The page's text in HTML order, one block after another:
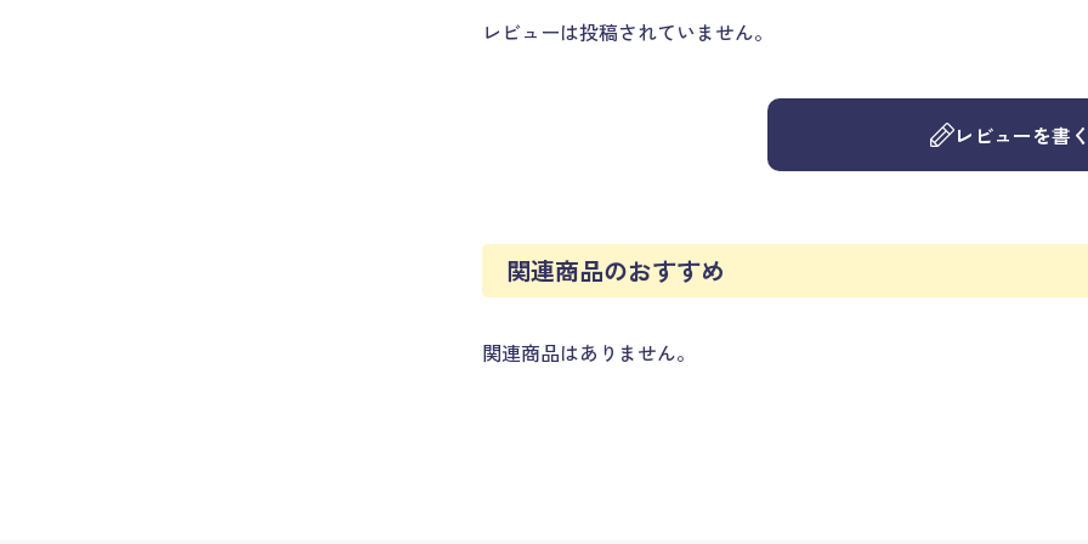
レビューは投稿されていません。
レビューを書
関連商品のおすすめ
関連商品はありません。